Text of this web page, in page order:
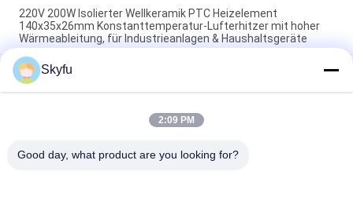
220V 200W Isolierter Wellkeramik PTC Heizelement
140x35x26mm Konstanttemperatur-Lufterhitzer mit hoher
Wärmeableitung, für Industrieanlagen & Haushaltsgeräte
Raum Energieeinsparung PTC Auto Lüfterluftheizung
Konstante Temperatur Heizung Luftheizung Element sicher
zu Hause
48V 200W 75x76x26mm PTC Keramik-Luftgebläse-
Skyfu
2:09 PM
Good day, what product are you looking for?